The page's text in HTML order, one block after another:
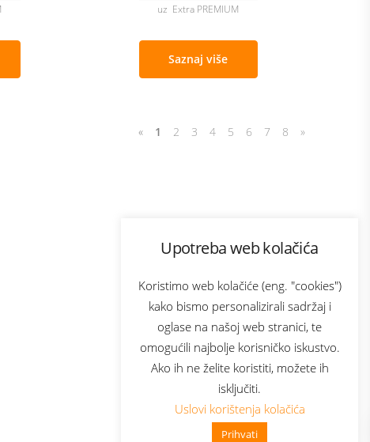
Upotreba web kolačića
Koristimo web kolačiće (eng. "cookies")
kako bismo personalizirali sadržaj i
oglase na našoj web stranici, te
omogućili najbolje korisničko iskustvo.
Ako ih ne želite koristiti, možete ih
isključiti.
Uslovi korištenja kolačića
Prihvati
👋 Zdravo, kako mogu pomoći?
uz Extra PREMIUM
Saznaj više
« 1 2 3 4 5 6 7 8 »
Bonus plus
Prijava za newsletter